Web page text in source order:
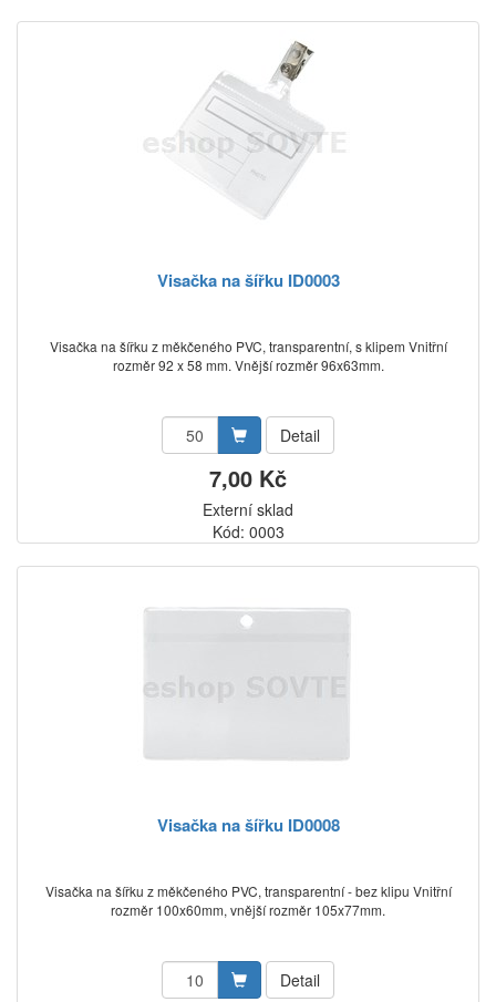
Visačka na šířku ID0003
Visačka na šířku z měkčeného PVC, transparentní, s klipem Vnitřní
rozměr 92 x 58 mm. Vnější rozměr 96x63mm.
Detail
7,00 Kč
Externí sklad
Kód: 0003
Visačka na šířku ID0008
Visačka na šířku z měkčeného PVC, transparentní - bez klipu Vnitřní
rozměr 100x60mm, vnější rozměr 105x77mm.
Detail